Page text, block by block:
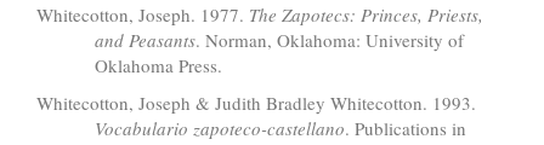
Whitecotton, Joseph. 1977. The Zapotecs: Princes, Priests,
and Peasants. Norman, Oklahoma: University of
Oklahoma Press.
Whitecotton, Joseph & Judith Bradley Whitecotton. 1993.
Vocabulario zapoteco-castellano. Publications in